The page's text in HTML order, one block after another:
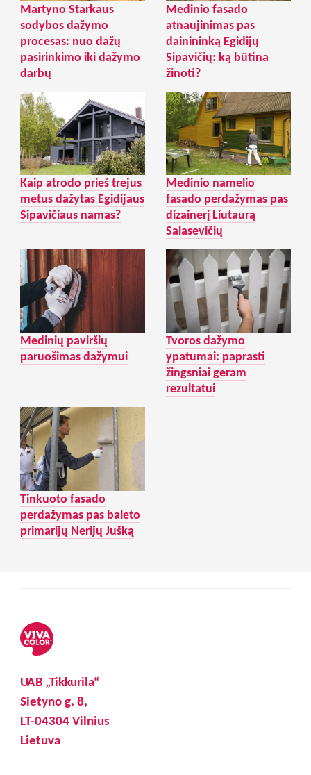
Martyno Starkaus
sodybos dažymo
procesas: nuo dažų
pasirinkimo iki dažymo
darbų
Medinio fasado
atnaujinimas pas
dainininką Egidijų
Sipavičių: ką būtina
žinoti?
Kaip atrodo prieš trejus
metus dažytas Egidijaus
Sipavičiaus namas?
Medinio namelio
fasado perdažymas pas
dizainerį Liutaurą
Salasevičių
Medinių paviršių
paruošimas dažymui
Tvoros dažymo
ypatumai: paprasti
žingsniai geram
rezultatui
Tinkuoto fasado
perdažymas pas baleto
primarijų Nerijų Jušką
UAB „Tikkurila“
Sietyno g. 8,
LT-04304 Vilnius
Lietuva